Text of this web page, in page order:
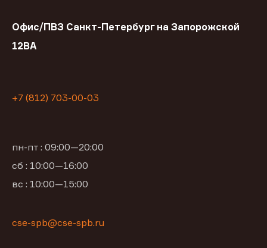
Офис/ПВЗ Санкт-Петербург на Запорожской
12ВА
+7 (812) 703-00-03
пн-пт : 09:00—20:00
сб : 10:00—16:00
вс : 10:00—15:00
cse-spb@cse-spb.ru